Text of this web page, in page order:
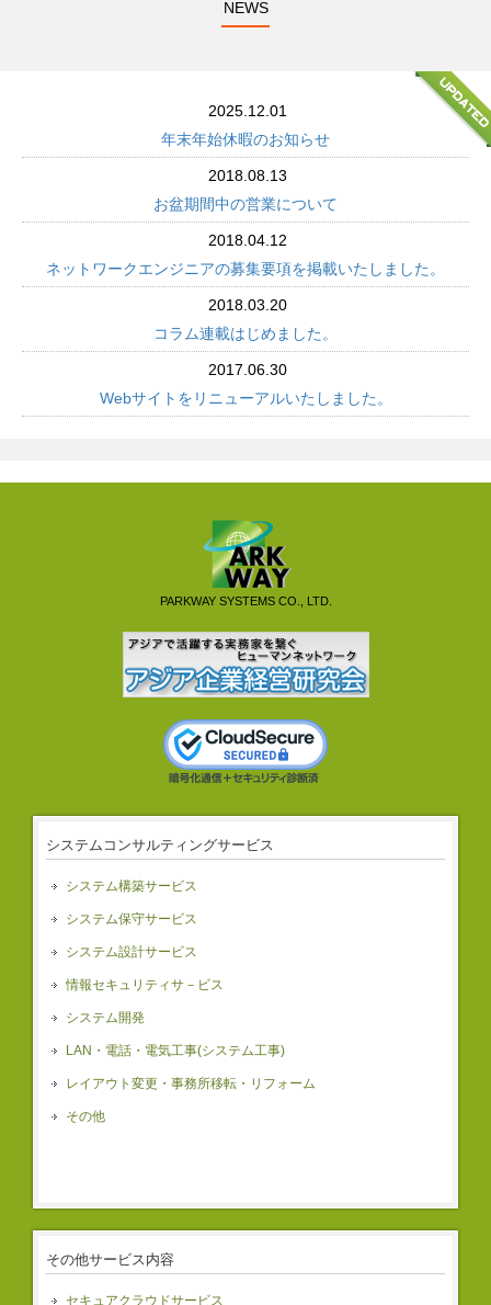
NEWS
2025.12.01
年末年始休暇のお知らせ
2018.08.13
お盆期間中の営業について
2018.04.12
ネットワークエンジニアの募集要項を掲載いたしました。
2018.03.20
コラム連載はじめました。
2017.06.30
Webサイトをリニューアルいたしました。
PARKWAY SYSTEMS CO., LTD.
システムコンサルティングサービス
システム構築サービス
システム保守サービス
システム設計サービス
情報セキュリティサ－ビス
システム開発
LAN・電話・電気工事(システム工事)
レイアウト変更・事務所移転・リフォーム
その他
その他サービス内容
セキュアクラウドサービス